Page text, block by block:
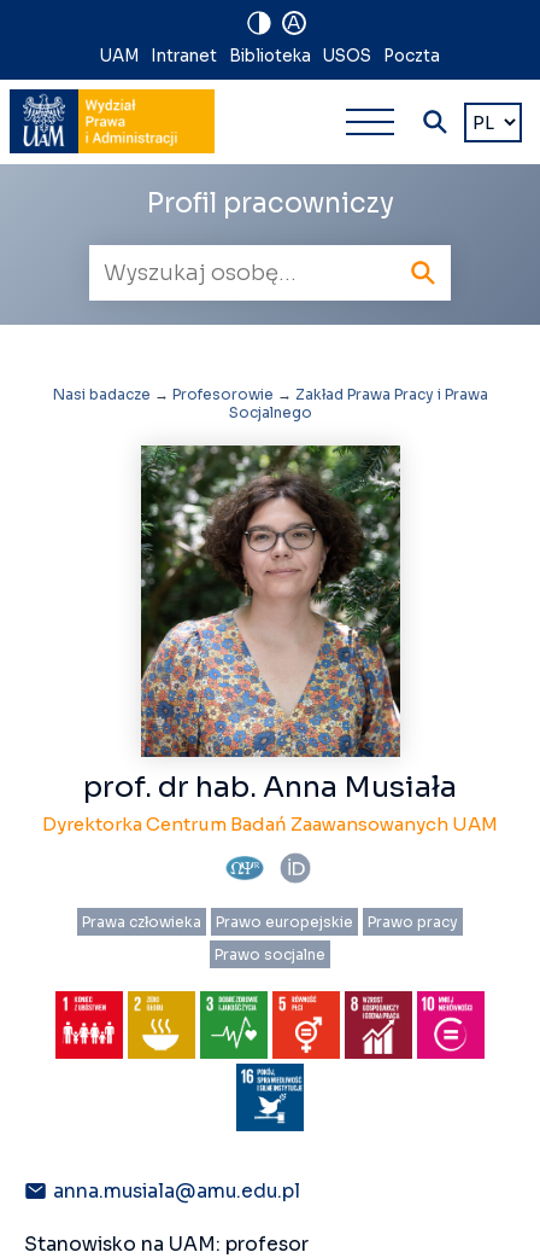
A
Nawigacja
na
skróty
UAM Intranet Biblioteka USOS Poczta
główna
Wybierz
język
Profil pracowniczy
pracowników
Nasi badacze → Profesorowie → Zakład Prawa Pracy i Prawa
Socjalnego
prof. dr hab. Anna Musiała
Dyrektorka Centrum Badań Zaawansowanych UAM
Prawa człowieka Prawo europejskie
Prawo pracy
Prawo socjalne
anna.musiala@amu.edu.pl
Stanowisko na UAM: profesor